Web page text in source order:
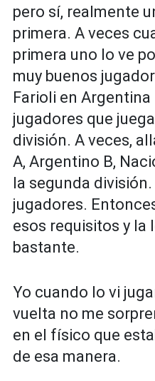
pero sí, realmente
primera. A veces
primera uno lo ve
muy buenos
Farioli en Argentina
jugadores que
división. A veces,
A, Argentino B,
la segunda
jugadores.
esos requisitos y la
bastante.
Yo cuando lo vi
vuelta no me
en el físico que
de esa manera.